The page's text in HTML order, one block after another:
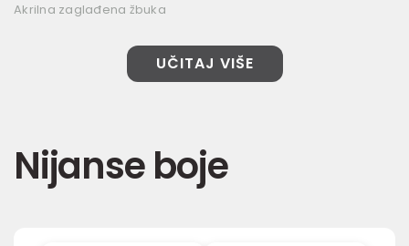
Akrilna zaglađena žbuka
UČITAJ VIŠE
Nijanse boje